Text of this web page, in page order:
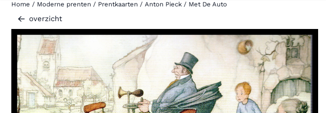
Home / Moderne prenten / Prentkaarten / Anton Pieck / Met De Auto
overzicht